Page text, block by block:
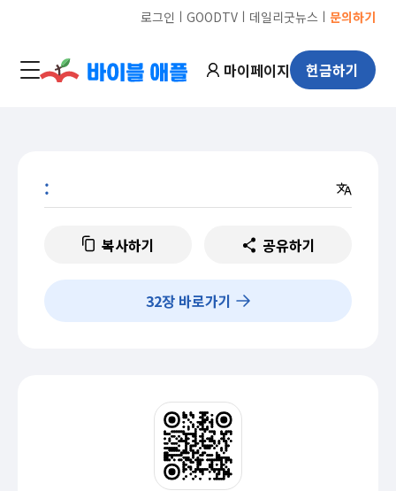
로그인 ㅣ GOODTVㅣ 데일리굿뉴스 ㅣ 문의하기
마이페이지 헌금하기
:
복사하기 공유하기
32장 바로가기